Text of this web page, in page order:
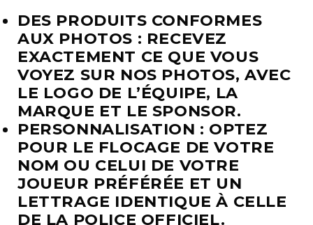
DES PRODUITS CONFORMES
AUX PHOTOS : RECEVEZ
EXACTEMENT CE QUE VOUS
VOYEZ SUR NOS PHOTOS, AVEC
LE LOGO DE L’ÉQUIPE, LA
MARQUE ET LE SPONSOR.
PERSONNALISATION : OPTEZ
POUR LE FLOCAGE DE VOTRE
NOM OU CELUI DE VOTRE
JOUEUR PRÉFÉRÉE ET UN
LETTRAGE IDENTIQUE À CELLE
DE LA POLICE OFFICIEL.